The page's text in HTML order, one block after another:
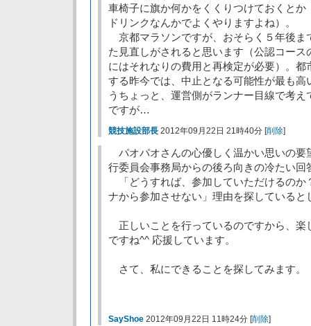
車椅子に旗か何かをくくりつけておくとか
ドリンクなんかでよくやりますよね）。
京都マラソンですが、おそらく５年後ま
た見直しがされると思います（公認コース
にはそれなりの費用と再検定が必要）。都
する昨今では、中止となる可能性が最も高
うちょっと、運営側がランナー目線で考
ですが…
競技施設部長 2012年09月22日 21時40分 [削除]
パオパオさんの心優しく温かい思いの要
行委員会事務局からの後ろ向きの冷たい回
「どうすれば、参加していただけるのか
ナから参加させない」理由を探していると
正しいことを行っているのですから、楽
ですね^^ 応援しています。
さて、私にできることを探してみます。
SayShoe 2012年09月22日 11時24分 [削除]